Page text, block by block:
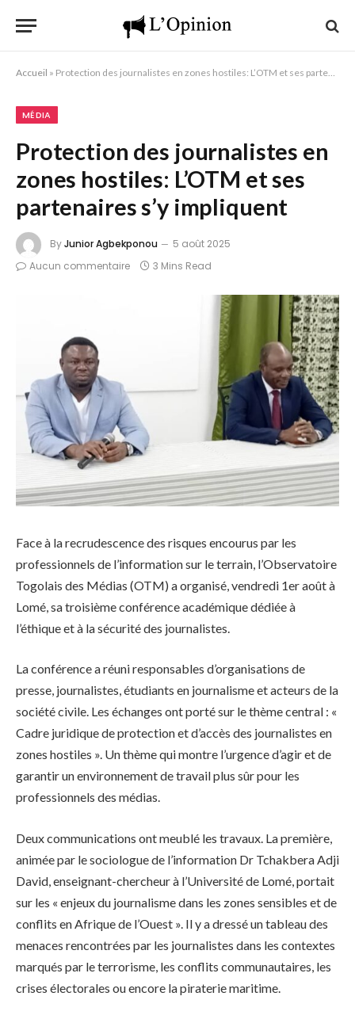
Accueil » Protection des journalistes en zones hostiles: L’OTM et ses partenaires s’y impliquent
MÉDIA
Protection des journalistes en
zones hostiles: L’OTM et ses
partenaires s’y impliquent
ByJunior Agbekponou
5 août 2025
Aucun commentaire
3 Mins Read
Face à la recrudescence des risques encourus par les
professionnels de l’information sur le terrain, l’Observatoire
Togolais des Médias (OTM) a organisé, vendredi 1er août à
Lomé, sa troisième conférence académique dédiée à
l’éthique et à la sécurité des journalistes.
La conférence a réuni responsables d’organisations de
presse, journalistes, étudiants en journalisme et acteurs de la
société civile. Les échanges ont porté sur le thème central : «
Cadre juridique de protection et d’accès des journalistes en
zones hostiles ». Un thème qui montre l’urgence d’agir et de
garantir un environnement de travail plus sûr pour les
professionnels des médias.
Deux communications ont meublé les travaux. La première,
animée par le sociologue de l’information Dr Tchakbera Adji
David, enseignant-chercheur à l’Université de Lomé, portait
sur les « enjeux du journalisme dans les zones sensibles et de
conflits en Afrique de l’Ouest ». Il y a dressé un tableau des
menaces rencontrées par les journalistes dans les contextes
marqués par le terrorisme, les conflits communautaires, les
crises électorales ou encore la piraterie maritime.